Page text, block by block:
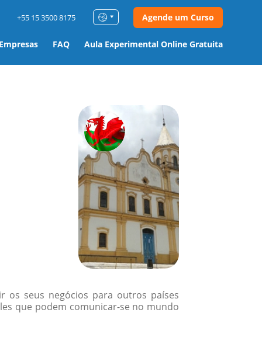
FAQ Aula Experimental Online Gratuita
+55 15 3500 8175 Agende um Curso
os seus negócios para outros países
que podem comunicar-se no mundo